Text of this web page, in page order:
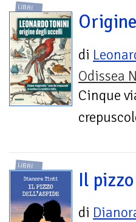
LIBRI
di
Odissea
Cinque
LIBRI
Il
di